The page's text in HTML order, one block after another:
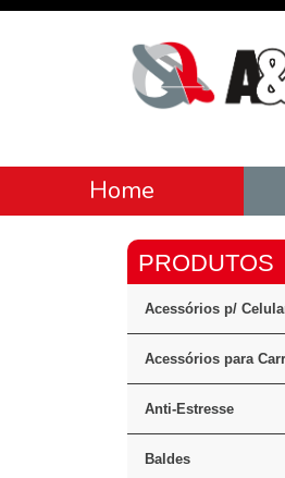
Home
Acessórios p/
Acessórios para
Anti-Estresse
Baldes